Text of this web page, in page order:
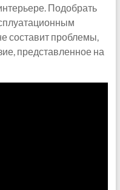
Подобрать
составит проблемы,
представленное на